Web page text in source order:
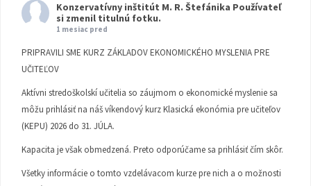
Konzervatívny inštitút M. R. Štefánika Používateľ
si zmenil titulnú fotku.
1 mesiac pred
PRIPRAVILI SME KURZ ZÁKLADOV EKONOMICKÉHO MYSLENIA PRE
UČITEĽOV
Aktívni stredoškolskí učitelia so záujmom o ekonomické myslenie sa
môžu prihlásiť na náš víkendový kurz Klasická ekonómia pre učiteľov
(KEPU) 2026 do 31. JÚLA.
Kapacita je však obmedzená. Preto odporúčame sa prihlásiť čím skôr.
Všetky informácie o tomto vzdelávacom kurze pre nich a o možnosti